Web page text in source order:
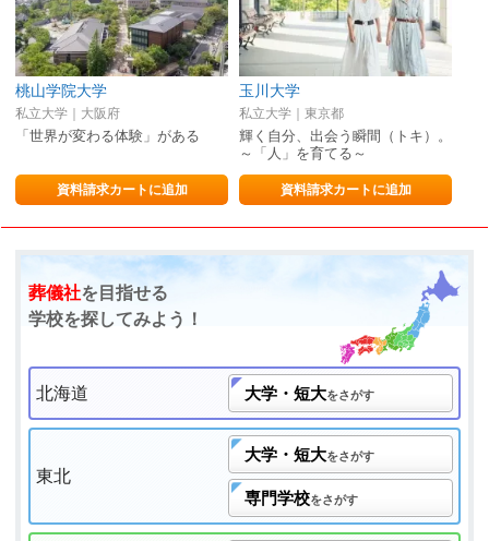
桃山学院大学
私立大学｜大阪府
「世界が変わる体験」がある
資料請求カートに追加
玉川大学
私立大学｜東京都
輝く自分、出会う瞬間（トキ）。
～「人」を育てる～
資料請求カートに追加
葬儀社を目指せる
学校を探してみよう！
北海道 大学・短大をさがす
東北
大学・短大をさがす
専門学校をさがす